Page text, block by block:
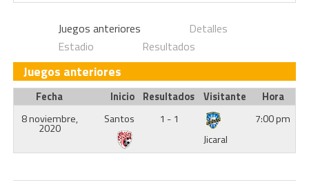
Juegos anteriores
Detalles
Estadio
Resultados
Juegos anteriores
Fecha Inicio Resultados Visitante
Hora
8 noviembre,
2020
Santos
1 - 1
Jicaral
7:00 pm